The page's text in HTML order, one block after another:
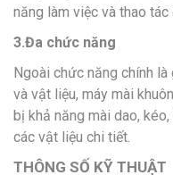
năng làm việc và thao
3.Đa chức năng
Ngoài chức năng chính
và vật liệu, máy mài
bị khả năng mài dao,
các vật liệu chi tiết.
THÔNG SỐ KỸ THUẬT